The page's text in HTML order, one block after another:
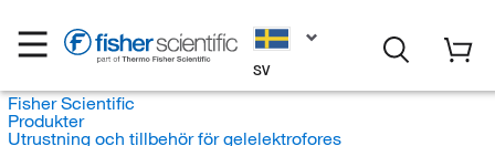
SV
Fisher Scientific
Produkter
Utrustning och tillbehör för gelelektrofores